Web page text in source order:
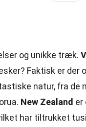
og unikke træk.
Faktisk er der
natur, fra
New Zealand er
har tiltrukket